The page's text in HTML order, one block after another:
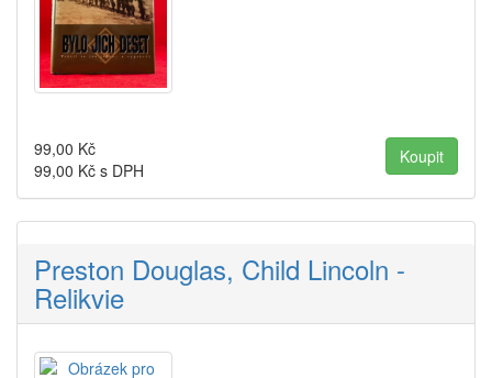
99,00 Kč
99,00 Kč s DPH
Preston Douglas, Child Lincoln -
Relikvie